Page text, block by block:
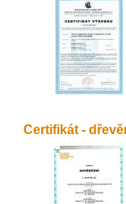
Certifikát -